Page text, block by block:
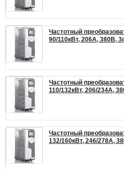
Частотный
90/110кВт, 206А, 380В,
Частотный
110/132кВт, 206/234А,
Частотный
132/160кВт, 246/278А,